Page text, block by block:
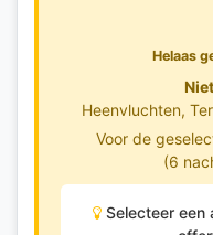
Helaas
Heenvluchten,
Voor de
(6
Selecteer een